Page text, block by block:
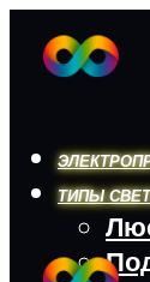
ТИПЫ